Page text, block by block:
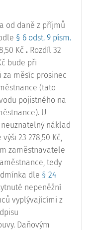
od daně z příjmů
§ 6 odst. 9 písm.
Kč . Rozdíl 32
bude při
za měsíc prosinec
(tato
pojistného na
U
náklad
výši 23 278,50 Kč,
zaměstnavatele
tedy
dle § 24
nepeněžní
vyplývajícími z
Daňovým